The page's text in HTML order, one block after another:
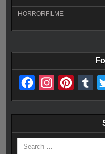
HORRORFILME
c
b
s
n
m
Search